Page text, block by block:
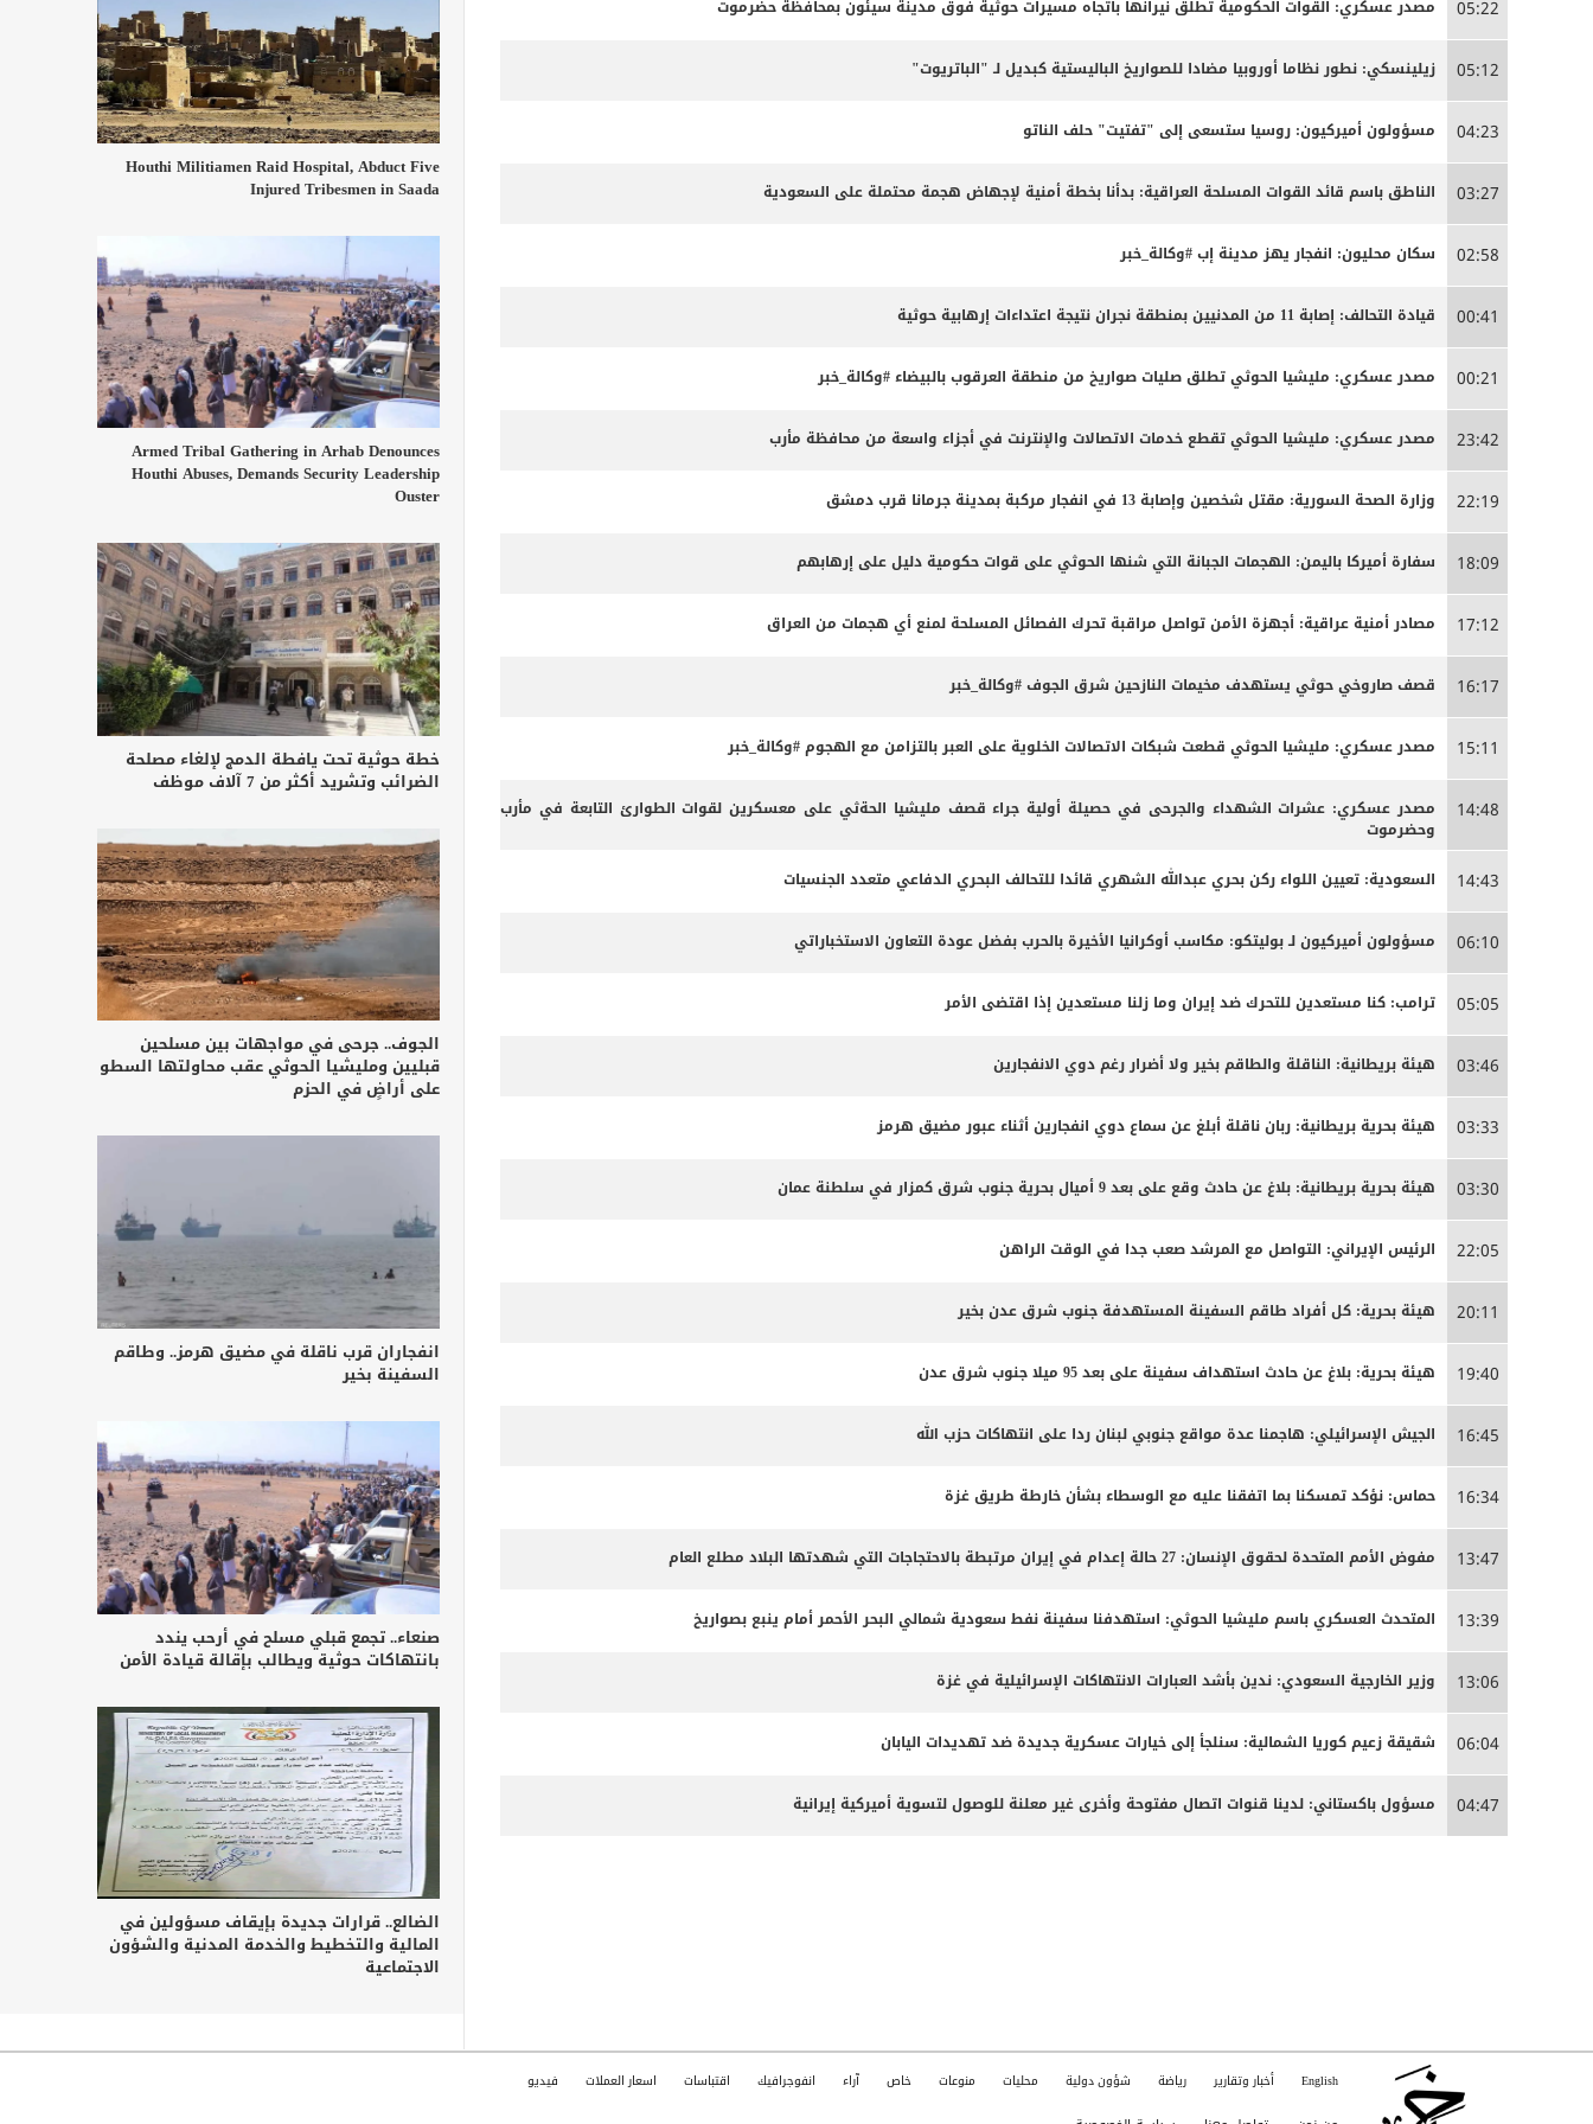
05:22 مصدر عسكري: القوات الحكومية تطلق نيرانها باتجاه مسيرات حوثية فوق مدينة سيئون بمحافظة حضرموت
05:12 زيلينسكي: نطور نظاما أوروبيا مضادا للصواريخ الباليستية كبديل لـ "الباتريوت"
04:23 مسؤولون أميركيون: روسيا ستسعى إلى "تفتيت" حلف الناتو
03:27 الناطق باسم قائد القوات المسلحة العراقية: بدأنا بخطة أمنية لإجهاض هجمة محتملة على السعودية
02:58 سكان محليون: انفجار يهز مدينة إب #وكالة_خبر
00:41 قيادة التحالف: إصابة 11 من المدنيين بمنطقة نجران نتيجة اعتداءات إرهابية حوثية
00:21 مصدر عسكري: مليشيا الحوثي تطلق صليات صواريخ من منطقة العرقوب بالبيضاء #وكالة_خبر
23:42 مصدر عسكري: مليشيا الحوثي تقطع خدمات الاتصالات والإنترنت في أجزاء واسعة من محافظة مأرب
22:19 وزارة الصحة السورية: مقتل شخصين وإصابة 13 في انفجار مركبة بمدينة جرمانا قرب دمشق
18:09 سفارة أميركا باليمن: الهجمات الجبانة التي شنها الحوثي على قوات حكومية دليل على إرهابهم
17:12 مصادر أمنية عراقية: أجهزة الأمن تواصل مراقبة تحرك الفصائل المسلحة لمنع أي هجمات من العراق
16:17 قصف صاروخي حوثي يستهدف مخيمات النازحين شرق الجوف #وكالة_خبر
15:11 مصدر عسكري: مليشيا الحوثي قطعت شبكات الاتصالات الخلوية على العبر بالتزامن مع الهجوم #وكالة_خبر
14:48
مصدر عسكري: عشرات الشهداء والجرحى ‏في حصيلة أولية جراء قصف مليشيا الحةثي على معسكرين لقوات الطوارئ التابعة في مأرب
وحضرموت
14:43 السعودية: تعيين اللواء ركن بحري عبدالله الشهري قائدا للتحالف البحري الدفاعي متعدد الجنسيات
06:10 مسؤولون أميركيون لـ بوليتكو: مكاسب أوكرانيا الأخيرة بالحرب بفضل عودة التعاون الاستخباراتي
05:05 ترامب: كنا مستعدين للتحرك ضد إيران وما زلنا مستعدين إذا اقتضى الأمر
03:46 هيئة بريطانية: الناقلة والطاقم بخير ولا أضرار رغم دوي الانفجارين
03:33 هيئة بحرية بريطانية: ربان ناقلة أبلغ عن سماع دوي انفجارين أثناء عبور مضيق هرمز
03:30 هيئة بحرية بريطانية: بلاغ عن حادث وقع على بعد 9 أميال بحرية جنوب شرق كمزار في سلطنة عمان
22:05 الرئيس الإيراني: التواصل مع المرشد صعب جدا في الوقت الراهن
20:11 هيئة بحرية: كل أفراد طاقم السفينة المستهدفة جنوب شرق عدن بخير
19:40 هيئة بحرية: بلاغ عن حادث استهداف سفينة على بعد 95 ميلا جنوب شرق عدن
16:45 الجيش الإسرائيلي: هاجمنا عدة مواقع جنوبي لبنان ردا على انتهاكات حزب الله
16:34 حماس: نؤكد تمسكنا بما اتفقنا عليه مع الوسطاء بشأن خارطة طريق غزة
13:47 مفوض الأمم المتحدة لحقوق الإنسان: 27 حالة إعدام في إيران مرتبطة بالاحتجاجات التي شهدتها البلاد مطلع العام
13:39 المتحدث العسكري باسم مليشيا الحوثي: استهدفنا سفينة نفط سعودية شمالي البحر الأحمر أمام ينبع بصواريخ
13:06 وزير الخارجية السعودي: ندين بأشد العبارات الانتهاكات الإسرائيلية في غزة
06:04 شقيقة زعيم كوريا الشمالية: سنلجأ إلى خيارات عسكرية جديدة ضد تهديدات اليابان
04:47 مسؤول باكستاني: لدينا قنوات اتصال مفتوحة وأخرى غير معلنة للوصول لتسوية أميركية إيرانية
Houthi Militiamen Raid Hospital, Abduct Five
Injured Tribesmen in Saada
Armed Tribal Gathering in Arhab Denounces
Houthi Abuses, Demands Security Leadership
Ouster
خطة حوثية تحت يافطة الدمج لإلغاء مصلحة
الضرائب وتشريد أكثر من 7 آلاف موظف
الجوف.. جرحى في مواجهات بين مسلحين
قبليين ومليشيا الحوثي عقب محاولتها السطو
على أراضٍ في الحزم
انفجاران قرب ناقلة في مضيق هرمز.. وطاقم
السفينة بخير
صنعاء.. تجمع قبلي مسلح في أرحب يندد
بانتهاكات حوثية ويطالب بإقالة قيادة الأمن
الضالع.. قرارات جديدة بإيقاف مسؤولين في
المالية والتخطيط والخدمة المدنية والشؤون
الاجتماعية
English أخبار وتقارير رياضة شؤون دولية محليات منوعات خاص آراء انفوجرافيك اقتباسات اسعار العملات فيديو